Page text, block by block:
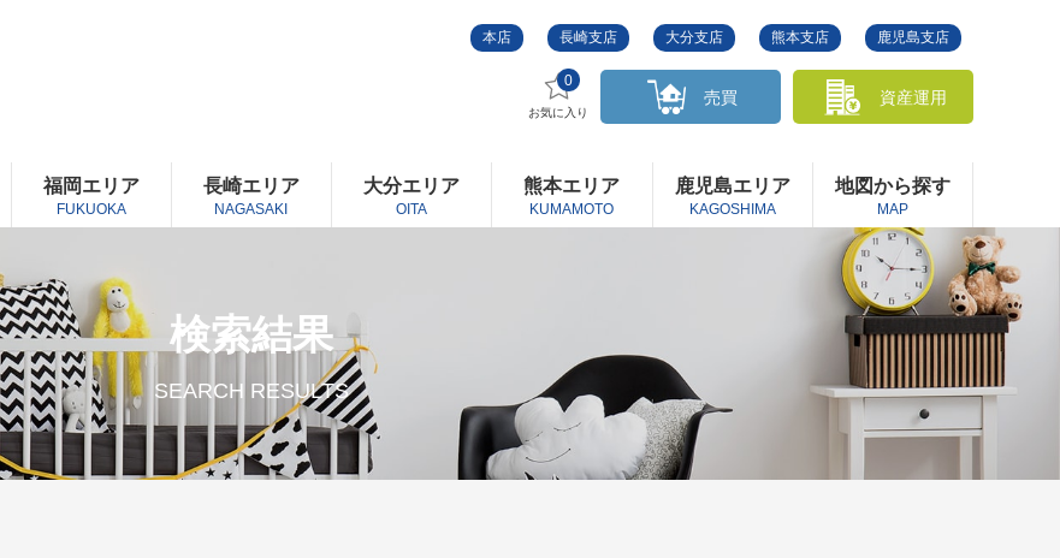
本店 長崎支店 大分支店 熊本支店 鹿児島支店
0
お気に入り
売買 資産運用
福岡エリア
FUKUOKA
長崎エリア
NAGASAKI
大分エリア
OITA
熊本エリア
KUMAMOTO
鹿児島エリア
KAGOSHIMA
地図から探す
MAP
検索結果
SEARCH RESULTS